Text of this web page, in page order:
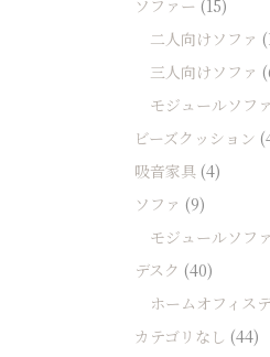
ソファー (15)
二人向けソファ
三人向けソファ
モジュールソファ
ビーズクッション
吸音家具 (4)
ソファ (9)
モジュールソファ
デスク (40)
ホームオフィス
カテゴリなし (44)